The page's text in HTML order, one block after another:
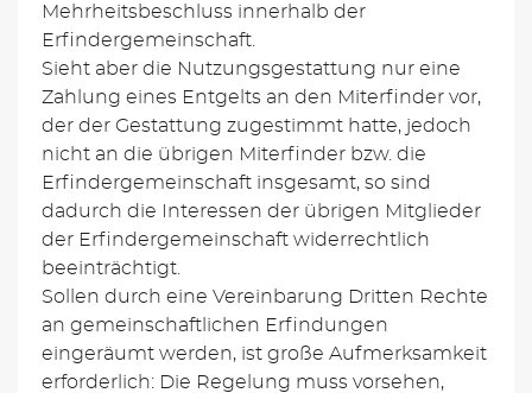
Mehrheitsbeschluss innerhalb der
Erfindergemeinschaft.
Sieht aber die Nutzungsgestattung nur eine
Zahlung eines Entgelts an den Miterfinder vor,
der der Gestattung zugestimmt hatte, jedoch
nicht an die übrigen Miterfinder bzw. die
Erfindergemeinschaft insgesamt, so sind
dadurch die Interessen der übrigen Mitglieder
der Erfindergemeinschaft widerrechtlich
beeinträchtigt.
Sollen durch eine Vereinbarung Dritten Rechte
an gemeinschaftlichen Erfindungen
eingeräumt werden, ist große Aufmerksamkeit
erforderlich: Die Regelung muss vorsehen,